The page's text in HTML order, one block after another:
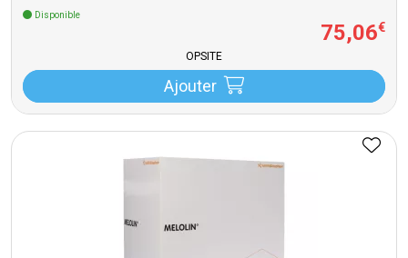
Disponible
75,06€
OPSITE
Ajouter